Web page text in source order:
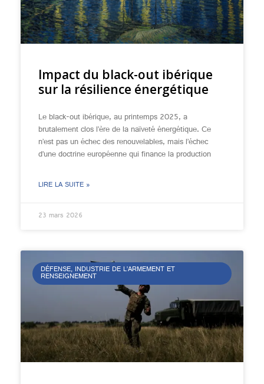
Impact du black-out ibérique
sur la résilience énergétique
Le black-out ibérique, au printemps 2025, a
brutalement clos l’ère de la naïveté énergétique. Ce
n’est pas un échec des renouvelables, mais l’échec
d’une doctrine européenne qui finance la production
LIRE LA SUITE »
23 mars 2026
DÉFENSE, INDUSTRIE DE L’ARMEMENT ET
RENSEIGNEMENT